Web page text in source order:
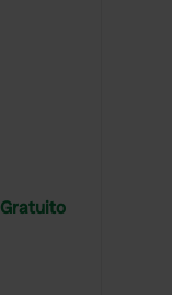
Gratuito